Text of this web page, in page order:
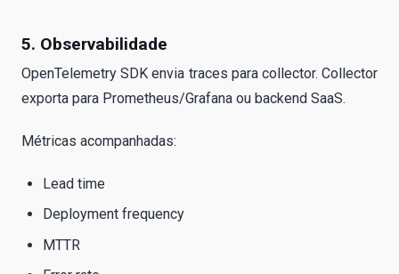
5. Observabilidade
OpenTelemetry SDK envia traces para collector. Collector
exporta para Prometheus/Grafana ou backend SaaS.
Métricas acompanhadas:
Lead time
Deployment frequency
MTTR